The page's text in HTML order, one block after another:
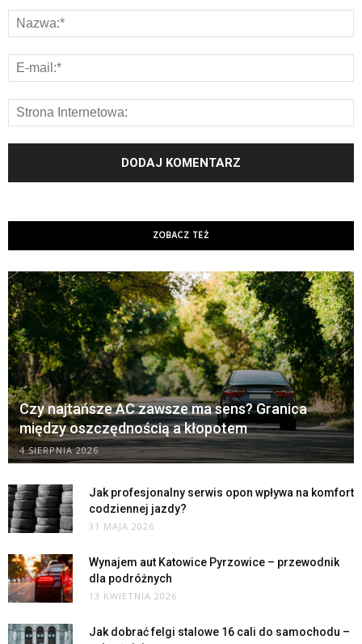
ZOBACZ TEŻ
Czy najtańsze AC zawsze ma sens? Granica
między oszczędnością a kłopotem
4 SIERPNIA 2026
Jak profesjonalny serwis opon wpływa na komfort
codziennej jazdy?
31 MAJA 2026
Wynajem aut Katowice Pyrzowice – przewodnik
dla podróżnych
13 KWIETNIA 2026
Jak dobrać felgi stalowe 16 cali do samochodu –